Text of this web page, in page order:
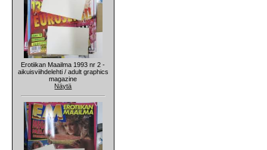
Erotiikan Maailma 1993 nr 2 -
aikuisviihdelehti / adult graphics
magazine
Näytä